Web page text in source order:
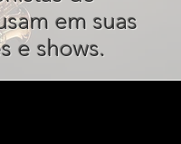
em suas
e shows.